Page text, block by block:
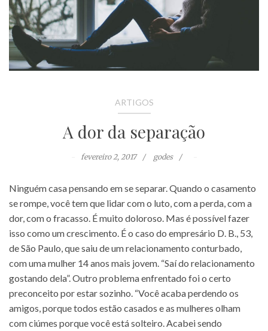
ARTIGOS
A dor da separação
fevereiro 2, 2017 godes
Ninguém casa pensando em se separar. Quando o casamento
se rompe, você tem que lidar com o luto, com a perda, com a
dor, com o fracasso. É muito doloroso. Mas é possível fazer
isso como um crescimento. É o caso do empresário D. B., 53,
de São Paulo, que saiu de um relacionamento conturbado,
com uma mulher 14 anos mais jovem. “Saí do relacionamento
gostando dela”. Outro problema enfrentado foi o certo
preconceito por estar sozinho. “Você acaba perdendo os
amigos, porque todos estão casados e as mulheres olham
com ciúmes porque você está solteiro. Acabei sendo